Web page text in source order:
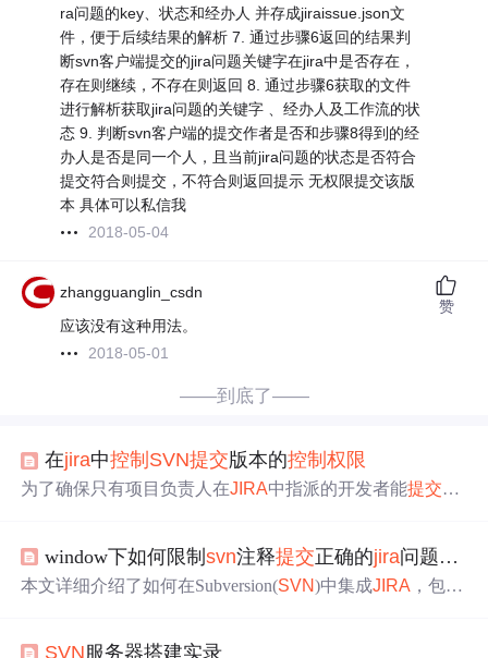
ra问题的key、状态和经办人 并存成jiraissue.json文
件，便于后续结果的解析 7. 通过步骤6返回的结果判
断svn客户端提交的jira问题关键字在jira中是否存在，
存在则继续，不存在则返回 8. 通过步骤6获取的文件
进行解析获取jira问题的关键字 、经办人及工作流的状
态 9. 判断svn客户端的提交作者是否和步骤8得到的经
办人是否是同一个人，且当前jira问题的状态是否符合
提交符合则提交，不符合则返回提示 无权限提交该版
本 具体可以私信我
2018-05-04
zhangguanglin_csdn
应该没有这种用法。
2018-05-01
赞
——到底了——
在jira中控制 SVN提交版本的控制权限
为了确保只有项目负责人在JIRA中指派的开发者能提交代
N注释中的JIRA问题关键字，验证其是否存在、状态是否
正确以及提交者是否为问题的经办人。
window下如何限制svn注释提交正确的jira问题key
本文详细介绍了如何在Subversion(SVN)中集成JIRA ，包括
提取JIRA问题关键字，验证
SVN服务器搭建实录